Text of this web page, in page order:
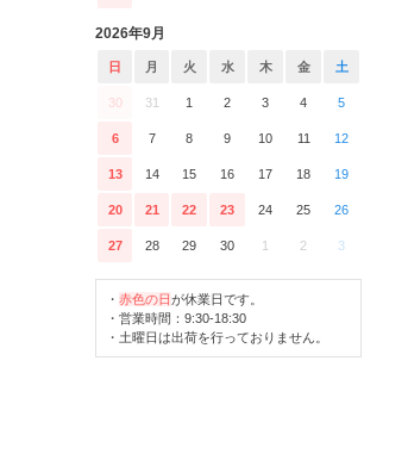
2026年9月
日 月 火 水 木 金 土
30 31 1 2 3 4 5
6 7 8 9 10 11 12
13 14 15 16 17 18 19
20 21 22 23 24 25 26
27 28 29 30 1 2 3
・ 赤色の日が休業日です。
・営業時間：9:30-18:30
・土曜日は出荷を行っておりません。